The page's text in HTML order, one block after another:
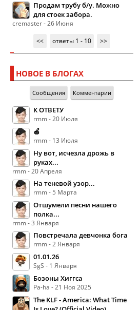
Продам трубу б/у. Можно
для стоек забора.
cremaster - 26 Июня
<<
ответы 1 - 10 >>
НОВОЕ В БЛОГАХ
Сообщения Комментарии
К ОТВЕТУ
rmm - 20 Июля
🍏
rmm - 13 Июля
Ну вот, исчезла дрожь в
руках...
rmm - 20 Апреля
На теневой узор...
rmm - 5 Марта
Отшумели песни нашего
полка...
rmm - 3 Января
Повстречала девчонка бога
rmm - 2 Января
01.01.26
SgS - 1 Января
Бозоны Хиггса
Pa-ha - 21 Ноя 2025
The KLF - America: What Time